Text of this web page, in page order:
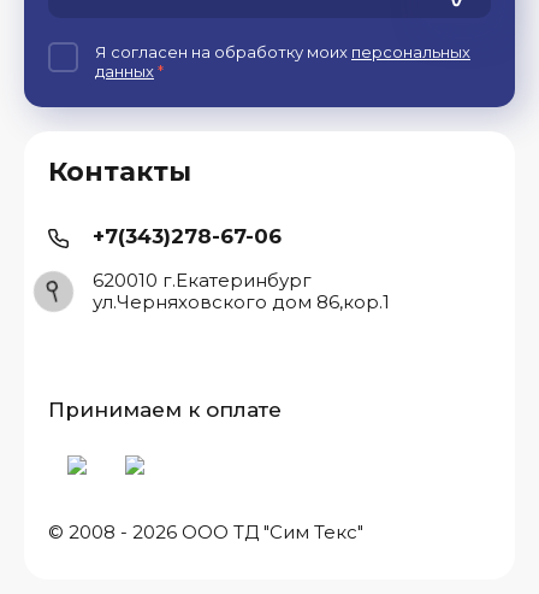
© 2008 - 2026 ООО ТД "Сим Текс"
Контакты
+7(343)278-67-06
620010 г.Екатеринбург
ул.Черняховского дом 86,кор.1
Принимаем к оплате
Я согласен на обработку моих персональных
данных*